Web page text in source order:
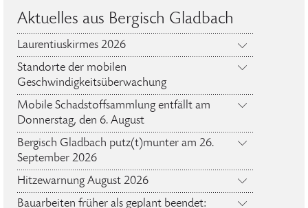
Aktuelles aus Bergisch Gladbach
Laurentiuskirmes 2026
Standorte der mobilen
Geschwindigkeitsüberwachung
Mobile Schadstoffsammlung entfällt am
Donnerstag, den 6. August
Bergisch Gladbach putz(t)munter am 26.
September 2026
Hitzewarnung August 2026
Bauarbeiten früher als geplant beendet: